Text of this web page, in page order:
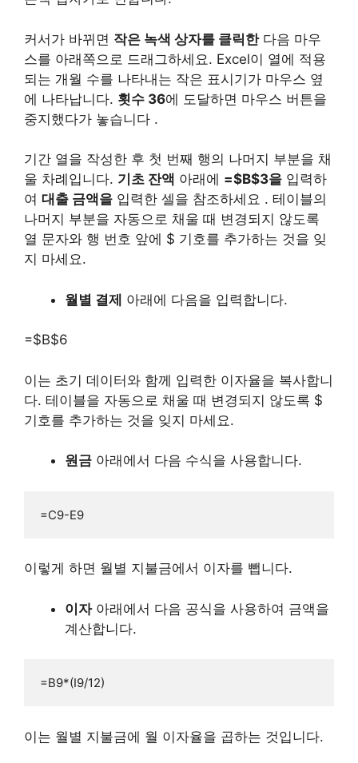
커서가 바뀌면 작은 녹색 상자를 클릭한다음 마우
스를 아래쪽으로 드래그하세요. Excel이 열에 적용
되는 개월 수를 나타내는 작은 표시기가 마우스 옆
에 나타납니다. 횟수 36에 도달하면 마우스 버튼을
중지했다가 놓습니다 .
기간 열을 작성한 후 첫 번째 행의 나머지 부분을 채
울 차례입니다. 기초 잔액 아래에 =$B$3을 입력하
여 대출 금액을 입력한 셀을 참조하세요 . 테이블의
나머지 부분을 자동으로 채울 때 변경되지 않도록
열 문자와 행 번호 앞에 $ 기호를 추가하는 것을 잊
지 마세요.
월별 결제 아래에 다음을 입력합니다.
=$B$6
이는 초기 데이터와 함께 입력한 이자율을 복사합니
다. 테이블을 자동으로 채울 때 변경되지 않도록 $
기호를 추가하는 것을 잊지 마세요.
원금 아래에서 다음 수식을 사용합니다.
=C9-E9
이렇게 하면 월별 지불금에서 이자를 뺍니다.
이자아래에서 다음 공식을 사용하여 금액을
계산합니다.
=B9*(I9/12)
이는 월별 지불금에 월 이자율을 곱하는 것입니다.